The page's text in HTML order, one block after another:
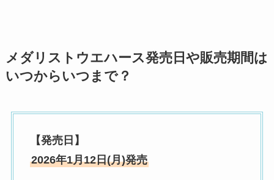
メダリストウエハース発売日や販売期間は
いつからいつまで？
【発売日】
2026年1月12日(月)発売